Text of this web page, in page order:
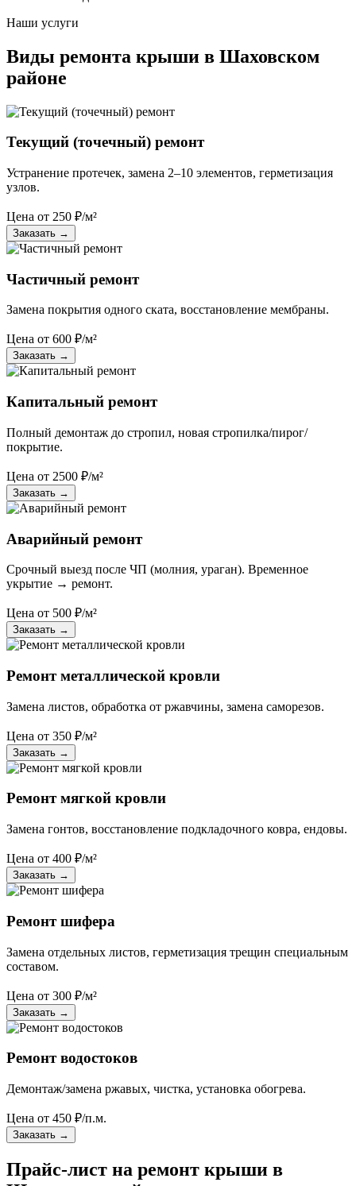
Наши услуги
Виды ремонта крыши в Шаховском
районе
Текущий (точечный) ремонт
Устранение протечек, замена 2–10 элементов, герметизация
узлов.
Цена от 250 ₽/м²
Заказать →
Частичный ремонт
Замена покрытия одного ската, восстановление мембраны.
Цена от 600 ₽/м²
Заказать →
Капитальный ремонт
Полный демонтаж до стропил, новая стропилка/пирог/
покрытие.
Цена от 2500 ₽/м²
Заказать →
Аварийный ремонт
Срочный выезд после ЧП (молния, ураган). Временное
укрытие → ремонт.
Цена от 500 ₽/м²
Заказать →
Ремонт металлической кровли
Замена листов, обработка от ржавчины, замена саморезов.
Цена от 350 ₽/м²
Заказать →
Ремонт мягкой кровли
Замена гонтов, восстановление подкладочного ковра, ендовы.
Цена от 400 ₽/м²
Заказать →
Ремонт шифера
Замена отдельных листов, герметизация трещин специальным
составом.
Цена от 300 ₽/м²
Заказать →
Ремонт водостоков
Демонтаж/замена ржавых, чистка, установка обогрева.
Цена от 450 ₽/п.м.
Заказать →
Прайс-лист на ремонт крыши в